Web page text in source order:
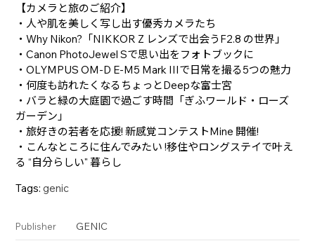
【カメラと旅のご紹介】
・人や肌を美しく写し出す優秀カメラたち
・Why Nikon?「NIKKOR Z レンズで出会うF2.8 の世界」
・Canon PhotoJewel Sで思い出をフォトブックに
・OLYMPUS OM-D E-M5 Mark IIIで日常を撮る5つの魅力
・何度も訪れたくなるちょっとDeepな富士宮
・バラと緑の大庭園で過ごす時間「ぎふワールド・ローズ
ガーデン」
・旅好きの若者を応援! 新感覚コンテストMine 開催!
・こんなところに住んでみたい !移住やロングステイで叶え
る “自分らしい" 暮らし
Tags: genic
Publisher GENIC